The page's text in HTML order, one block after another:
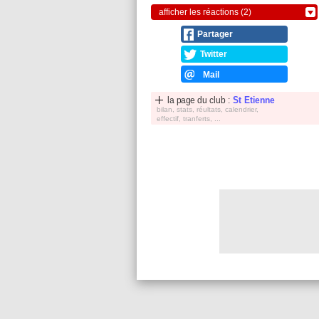
afficher les réactions (2)
Partager
Twitter
Mail
la page du club : St Etienne
bilan, stats, réultats, calendrier,
effectif, tranferts, ...